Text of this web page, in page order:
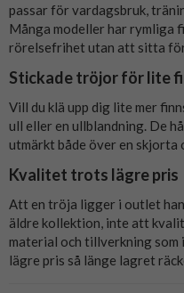
passar för vardagsbruk,
Många modeller har rymliga
rörelsefrihet utan att sitta
Stickade tröjor för lite
Vill du klä upp dig lite mer
ull eller en ullblandning. De
utmärkt både över en skjorta
Kvalitet trots lägre pris
Att en tröja ligger i outlet
äldre kollektion, inte att
material och tillverkning
lägre pris så länge lagret